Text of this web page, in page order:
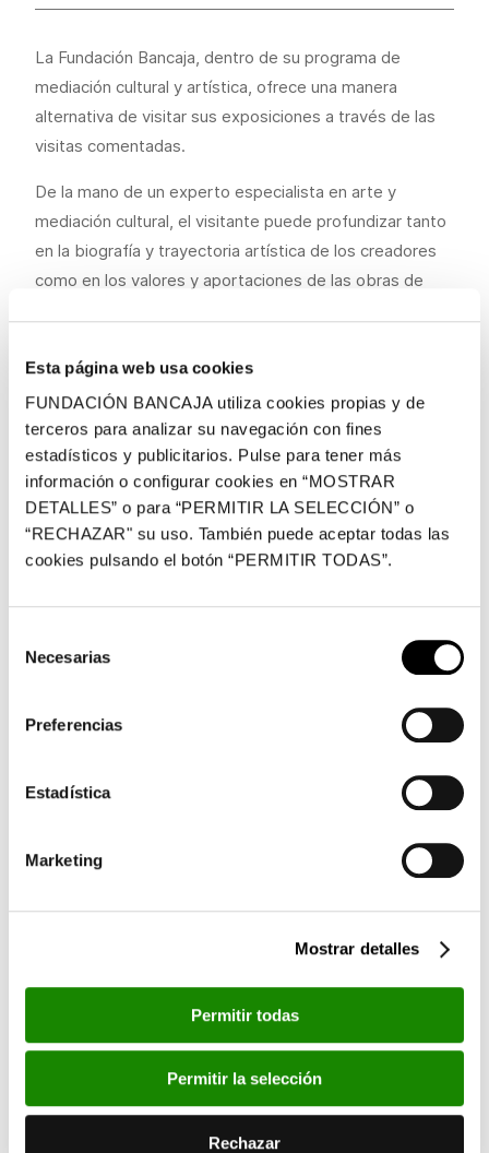
Esta página web usa cookies
FUNDACIÓN BANCAJA utiliza cookies propias y de
terceros para analizar su navegación con fines
estadísticos y publicitarios. Pulse para tener más
información o configurar cookies en “MOSTRAR
DETALLES” o para “PERMITIR LA SELECCIÓN” o
“RECHAZAR" su uso. También puede aceptar todas las
cookies pulsando el botón “PERMITIR TODAS”.
Necesarias
Preferencias
Estadística
Marketing
Mostrar detalles
Permitir todas
Permitir la selección
Rechazar
La Fundación Bancaja, dentro de su programa de
mediación cultural y artística, ofrece una manera
alternativa de visitar sus exposiciones a través de las
visitas comentadas.
De la mano de un experto especialista en arte y
mediación cultural, el visitante puede profundizar tanto
en la biografía y trayectoria artística de los creadores
como en los valores y aportaciones de las obras de
Tàpies. Última década (2002-2012)
Compromiso con el arte. De Miró a Barceló.
Nuestro programa incluye esta oferta de visitas:
Público general
Duración: 50 minutos.
Asistencia mínima de 6 personas por sesión para
Precio: 5€ + Entrada exposición.
visitascomentadas@fundacionbancaja.
es.
Grupos
Aforo máximo 20 personas.
reservas:visitascomentadas@fundacionbancaja.